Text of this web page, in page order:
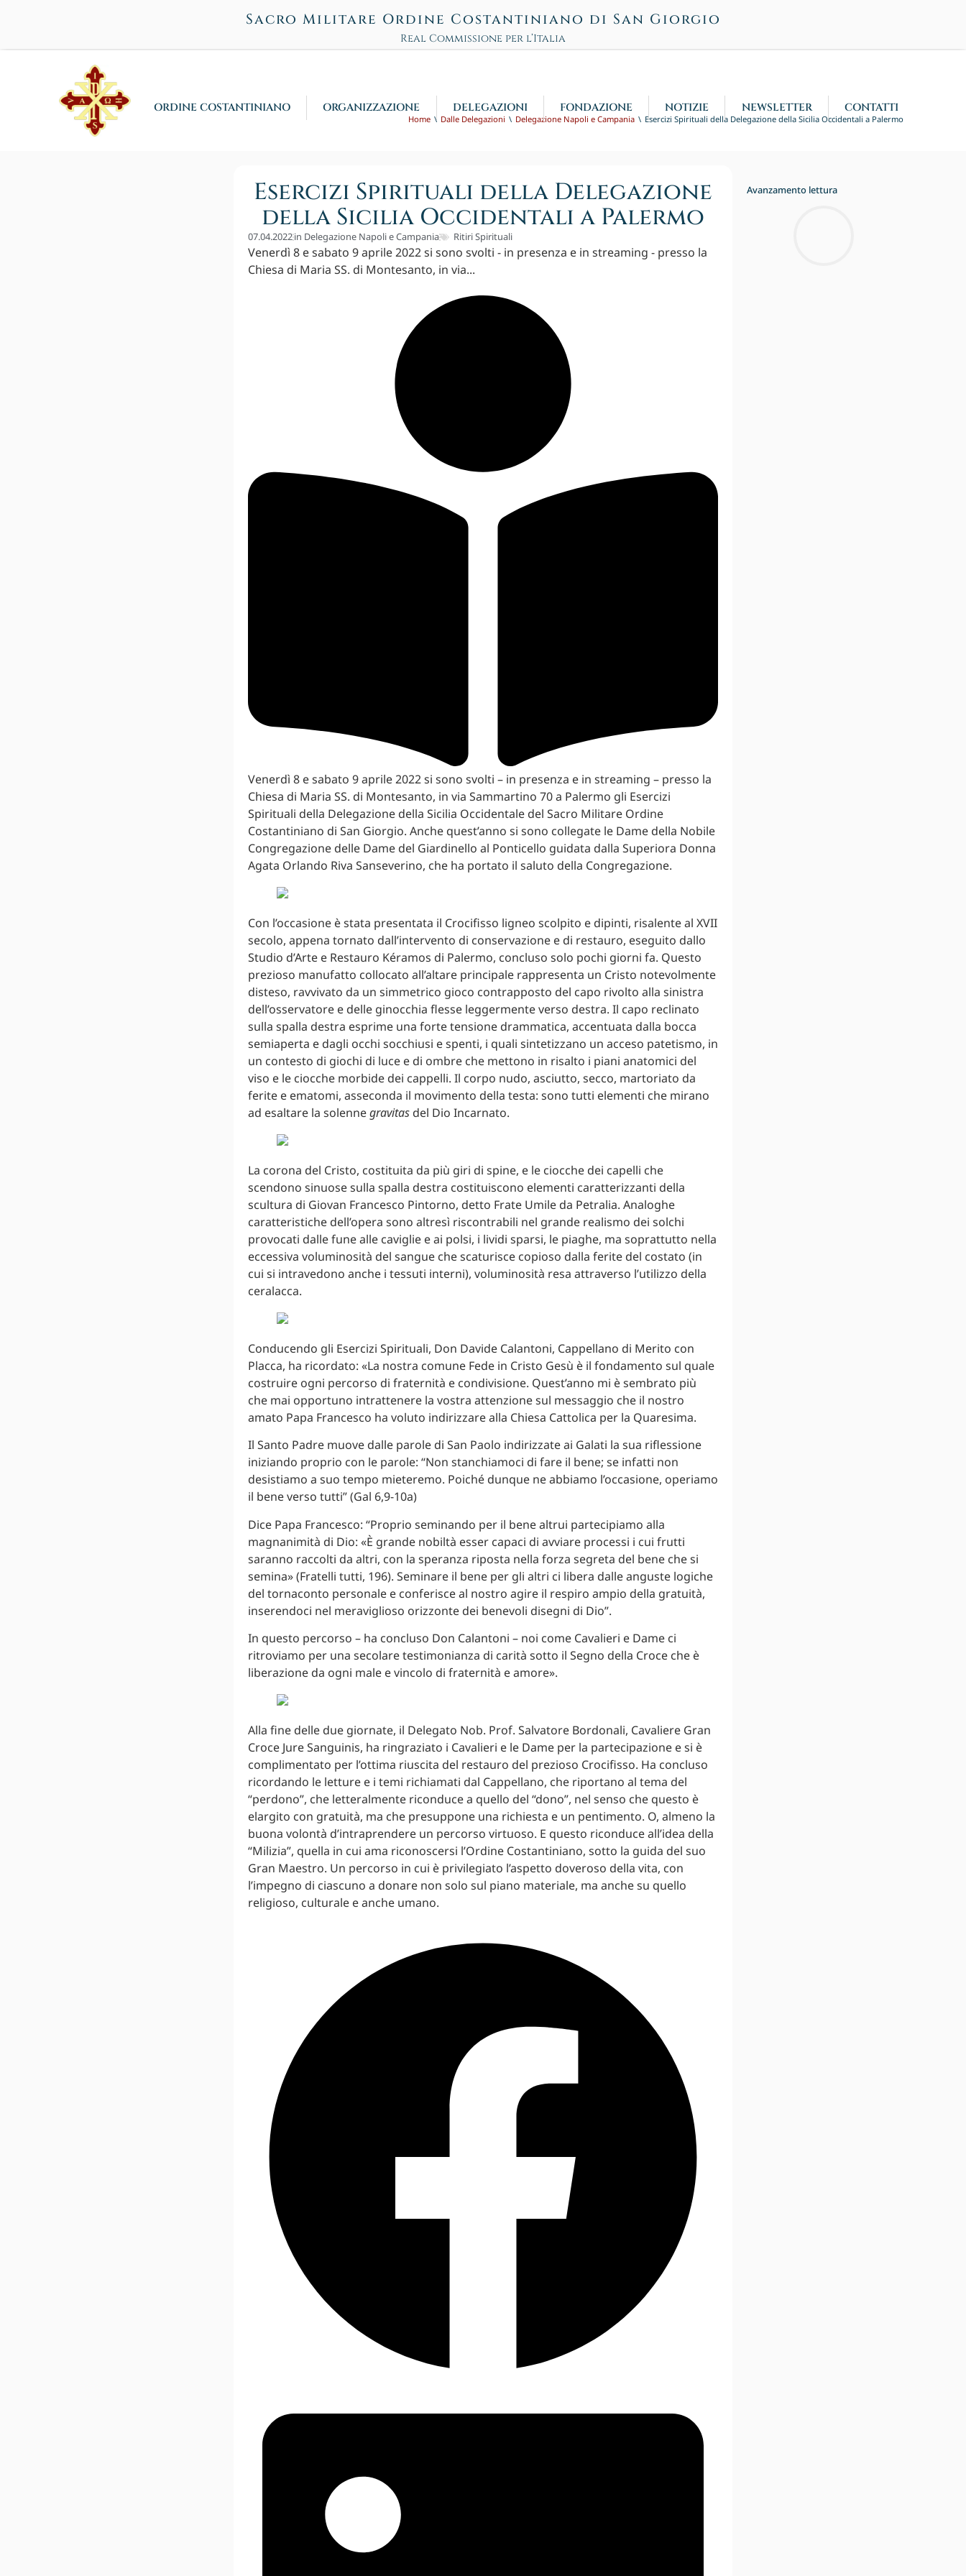
Sacro Militare Ordine Costantiniano di San Giorgio
Real Commissione per l’Italia
ORDINE COSTANTINIANO ORGANIZZAZIONE DELEGAZIONI FONDAZIONE NOTIZIE NEWSLETTER CONTATTI
Home Dalle Delegazioni Delegazione Napoli e Campania Esercizi Spirituali della Delegazione della Sicilia Occidentali a Palermo
Esercizi Spirituali della Delegazione
della Sicilia Occidentali a Palermo
07.04.2022in Delegazione Napoli e Campania Ritiri Spirituali
Venerdì 8 e sabato 9 aprile 2022 si sono svolti - in presenza e in streaming - presso la
Chiesa di Maria SS. di Montesanto, in via...
Venerdì 8 e sabato 9 aprile 2022 si sono svolti – in presenza e in streaming – presso la
Chiesa di Maria SS. di Montesanto, in via Sammartino 70 a Palermo gli Esercizi
Spirituali della Delegazione della Sicilia Occidentale del Sacro Militare Ordine
Costantiniano di San Giorgio. Anche quest’anno si sono collegate le Dame della Nobile
Congregazione delle Dame del Giardinello al Ponticello guidata dalla Superiora Donna
Agata Orlando Riva Sanseverino, che ha portato il saluto della Congregazione.
Con l’occasione è stata presentata il Crocifisso ligneo scolpito e dipinti, risalente al XVII
secolo, appena tornato dall’intervento di conservazione e di restauro, eseguito dallo
Studio d’Arte e Restauro Kéramos di Palermo, concluso solo pochi giorni fa. Questo
prezioso manufatto collocato all’altare principale rappresenta un Cristo notevolmente
disteso, ravvivato da un simmetrico gioco contrapposto del capo rivolto alla sinistra
dell’osservatore e delle ginocchia flesse leggermente verso destra. Il capo reclinato
sulla spalla destra esprime una forte tensione drammatica, accentuata dalla bocca
semiaperta e dagli occhi socchiusi e spenti, i quali sintetizzano un acceso patetismo, in
un contesto di giochi di luce e di ombre che mettono in risalto i piani anatomici del
viso e le ciocche morbide dei cappelli. Il corpo nudo, asciutto, secco, martoriato da
ferite e ematomi, asseconda il movimento della testa: sono tutti elementi che mirano
ad esaltare la solennegravitasdel Dio Incarnato.
La corona del Cristo, costituita da più giri di spine, e le ciocche dei capelli che
scendono sinuose sulla spalla destra costituiscono elementi caratterizzanti della
scultura di Giovan Francesco Pintorno, detto Frate Umile da Petralia. Analoghe
caratteristiche dell’opera sono altresì riscontrabili nel grande realismo dei solchi
provocati dalle fune alle caviglie e ai polsi, i lividi sparsi, le piaghe, ma soprattutto nella
eccessiva voluminosità del sangue che scaturisce copioso dalla ferite del costato (in
cui si intravedono anche i tessuti interni), voluminosità resa attraverso l’utilizzo della
ceralacca.
Conducendo gli Esercizi Spirituali, Don Davide Calantoni, Cappellano di Merito con
Placca, ha ricordato: «La nostra comune Fede in Cristo Gesù è il fondamento sul quale
costruire ogni percorso di fraternità e condivisione. Quest’anno mi è sembrato più
che mai opportuno intrattenere la vostra attenzione sul messaggio che il nostro
amato Papa Francesco ha voluto indirizzare alla Chiesa Cattolica per la Quaresima.
Il Santo Padre muove dalle parole di San Paolo indirizzate ai Galati la sua riflessione
iniziando proprio con le parole: “Non stanchiamoci di fare il bene; se infatti non
desistiamo a suo tempo mieteremo. Poiché dunque ne abbiamo l’occasione, operiamo
il bene verso tutti” (Gal 6,9-10a)
Dice Papa Francesco: “Proprio seminando per il bene altrui partecipiamo alla
magnanimità di Dio: «È grande nobiltà esser capaci di avviare processi i cui frutti
saranno raccolti da altri, con la speranza riposta nella forza segreta del bene che si
semina» (Fratelli tutti, 196). Seminare il bene per gli altri ci libera dalle anguste logiche
del tornaconto personale e conferisce al nostro agire il respiro ampio della gratuità,
inserendoci nel meraviglioso orizzonte dei benevoli disegni di Dio”.
In questo percorso – ha concluso Don Calantoni – noi come Cavalieri e Dame ci
ritroviamo per una secolare testimonianza di carità sotto il Segno della Croce che è
liberazione da ogni male e vincolo di fraternità e amore».
Alla fine delle due giornate, il Delegato Nob. Prof. Salvatore Bordonali, Cavaliere Gran
Croce Jure Sanguinis, ha ringraziato i Cavalieri e le Dame per la partecipazione e si è
complimentato per l’ottima riuscita del restauro del prezioso Crocifisso. Ha concluso
ricordando le letture e i temi richiamati dal Cappellano, che riportano al tema del
“perdono”, che letteralmente riconduce a quello del “dono”, nel senso che questo è
elargito con gratuità, ma che presuppone una richiesta e un pentimento. O, almeno la
buona volontà d’intraprendere un percorso virtuoso. E questo riconduce all’idea della
“Milizia”, quella in cui ama riconoscersi l’Ordine Costantiniano, sotto la guida del suo
Gran Maestro. Un percorso in cui è privilegiato l’aspetto doveroso della vita, con
l’impegno di ciascuno a donare non solo sul piano materiale, ma anche su quello
religioso, culturale e anche umano.
Avanzamento lettura